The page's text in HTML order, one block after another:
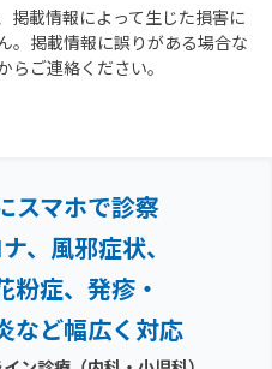
掲載情報によって生じた損害に
。掲載情報に誤りがある場合な
らご連絡ください。
スマホで診察
、風邪症状、
症、 発疹・
など幅広く対応